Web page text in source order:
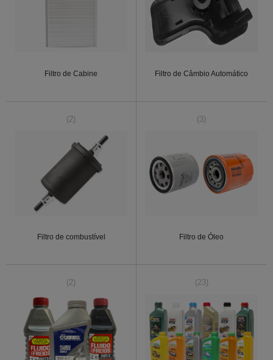
Filtro de Cabine Filtro de Câmbio Automático
(2)
Filtro de combustível
(3)
Filtro de Óleo
(2) (23)